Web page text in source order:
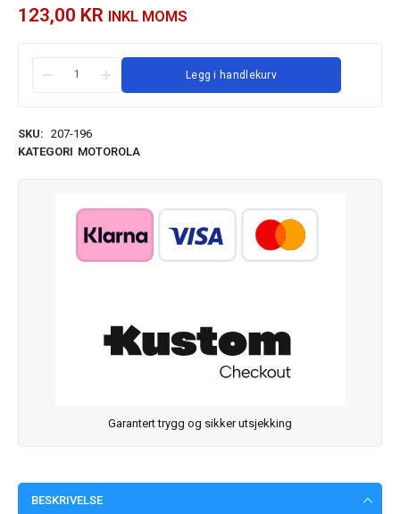
123,00 KR INKL MOMS
Legg i handlekurv
SKU: 207-196
KATEGORI MOTOROLA
Garantert trygg og sikker utsjekking
BESKRIVELSE